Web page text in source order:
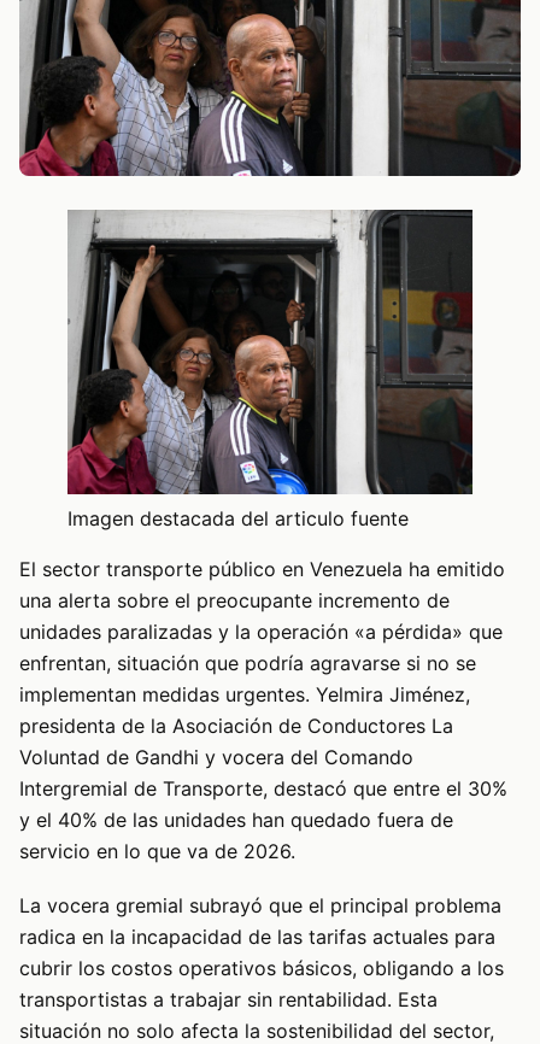
Imagen destacada del articulo fuente
El sector transporte público en Venezuela ha emitido
una alerta sobre el preocupante incremento de
unidades paralizadas y la operación «a pérdida» que
enfrentan, situación que podría agravarse si no se
implementan medidas urgentes. Yelmira Jiménez,
presidenta de la Asociación de Conductores La
Voluntad de Gandhi y vocera del Comando
Intergremial de Transporte, destacó que entre el 30%
y el 40% de las unidades han quedado fuera de
servicio en lo que va de 2026.
La vocera gremial subrayó que el principal problema
radica en la incapacidad de las tarifas actuales para
cubrir los costos operativos básicos, obligando a los
transportistas a trabajar sin rentabilidad. Esta
situación no solo afecta la sostenibilidad del sector,